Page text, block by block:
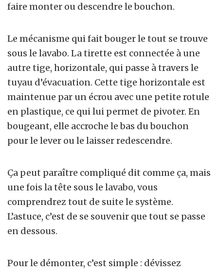
faire monter ou descendre le bouchon.
Le mécanisme qui fait bouger le tout se trouve
sous le lavabo. La tirette est connectée à une
autre tige, horizontale, qui passe à travers le
tuyau d’évacuation. Cette tige horizontale est
maintenue par un écrou avec une petite rotule
en plastique, ce qui lui permet de pivoter. En
bougeant, elle accroche le bas du bouchon
pour le lever ou le laisser redescendre.
Ça peut paraître compliqué dit comme ça, mais
une fois la tête sous le lavabo, vous
comprendrez tout de suite le système.
L’astuce, c’est de se souvenir que tout se passe
en dessous.
Pour le démonter, c’est simple : dévissez